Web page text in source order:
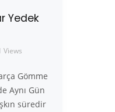
Yedek
Views
Gömme
Aynı Gün
süredir